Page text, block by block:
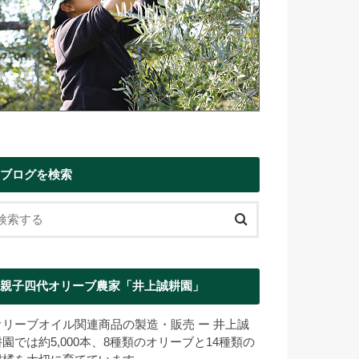
ブログを検索
親子四代オリーブ農家「井上誠耕園」
リーブオイル関連商品の製造・販売 ー 井上誠
園では約5,000本、8種類のオリーブと14種類の